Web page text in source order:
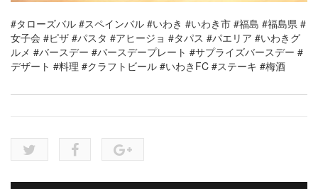
#タローズバル #スペインバル #いわき #いわき市 #福島 #福島県 #
女子会 #ピザ #パスタ #アヒージョ #タパス #パエリア #いわきグ
ルメ #バースデー #バースデープレート #サプライズバースデー #
デザート #料理 #クラフトビール #いわきFC #ステーキ #梅酒